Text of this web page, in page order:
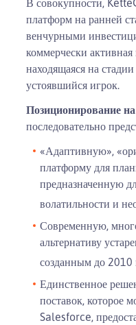
платформ на ранней
венчурными
коммерчески
находящаяся на
устоявшийся игрок.
Позиционирование
последовательно
«Адаптивную»,
платформу для
предназначенную
волатильности и
Современную,
альтернативу
созданным до 2010
Единственное
поставок, которое
Salesforce,